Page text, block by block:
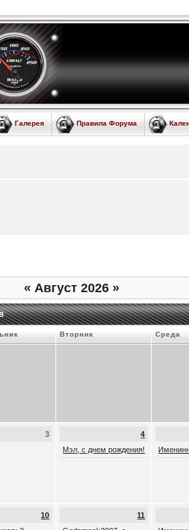
Правила Форума
Галерея
« Август 2026 »
Вторник Среда
3
4
Мэл, с днем рождения!
10
11